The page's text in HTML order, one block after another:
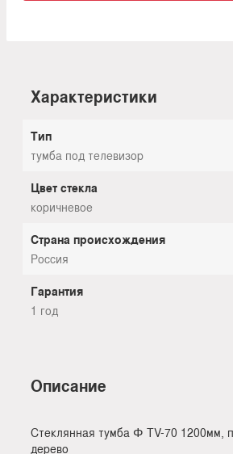
Характеристики
Тип
тумба под телевизор
Цвет стекла
коричневое
Страна происхождения
Россия
Гарантия
1 год
Описание
Стеклянная тумба Ф TV-70 1200мм,
дерево